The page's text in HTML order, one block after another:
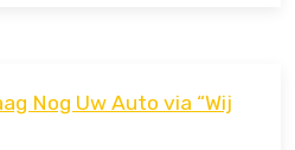
Nog Uw Auto via “Wij